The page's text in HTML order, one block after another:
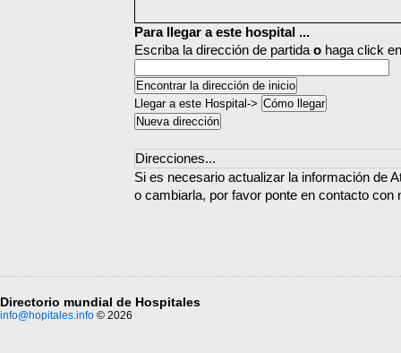
Para llegar a este hospital ...
Escriba la dirección de partida o haga click
Llegar a este Hospital->
Direcciones...
Si es necesario actualizar la información de
o cambiarla, por favor ponte en contacto con
Directorio mundial de Hospitales
info@hopitales.info © 2026